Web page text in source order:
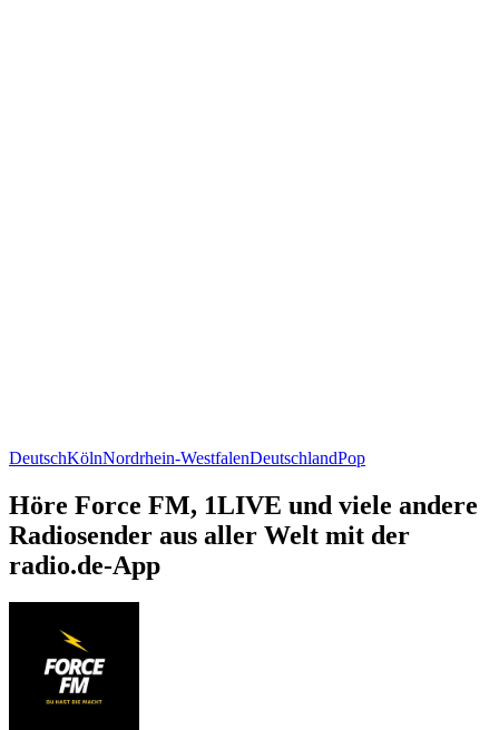
DeutschKölnNordrhein-WestfalenDeutschlandPop
Höre Force FM, 1LIVE und viele andere
Radiosender aus aller Welt mit der
radio.de-App